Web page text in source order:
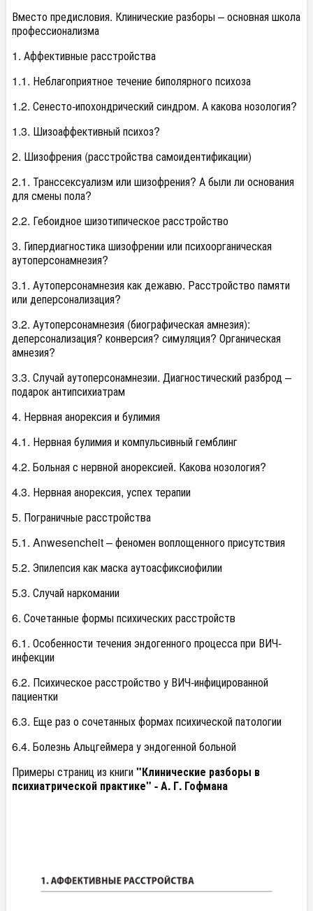
Вместо предисловия. Клинические разборы – основная школа
профессионализма
1. Аффективные расстройства
1.1. Неблагоприятное течение биполярного психоза
1.2. Сенесто-ипохондрический синдром. А какова нозология?
1.3. Шизоаффективный психоз?
2. Шизофрения (расстройства самоидентификации)
2.1. Транссексуализм или шизофрения? А были ли основания
для смены пола?
2.2. Гебоидное шизотипическое расстройство
3. Гипердиагностика шизофрении или психоорганическая
аутоперсонамнезия?
3.1. Аутоперсонамнезия как дежавю. Расстройство памяти
или деперсонализация?
3.2. Аутоперсонамнезия (биографическая амнезия):
деперсонализация? конверсия? симуляция? Органическая
амнезия?
3.3. Случай аутоперсонамнезии. Диагностический разброд –
подарок антипсихиатрам
4. Нервная анорексия и булимия
4.1. Нервная булимия и компульсивный гемблинг
4.2. Больная с нервной анорексией. Какова нозология?
4.3. Нервная анорексия, успех терапии
5. Пограничные расстройства
5.1. Anwesencheit – феномен воплощенного присутствия
5.2. Эпилепсия как маска аутоасфиксиофилии
5.3. Случай наркомании
6. Сочетанные формы психических расстройств
6.1. Особенности течения эндогенного процесса при ВИЧ-
инфекции
6.2. Психическое расстройство у ВИЧ-инфицированной
пациентки
6.3. Еще раз о сочетанных формах психической патологии
6.4. Болезнь Альцгеймера у эндогенной больной
Примеры страниц из книги"Клинические разборы в
психиатрической практике" - А. Г. Гофмана